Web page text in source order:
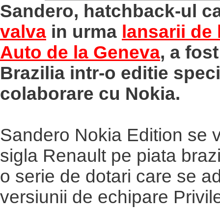
Sandero, hatchback-ul
valva in urma lansarii de
Auto de la Geneva, a
Brazilia intr-o editie
colaborare cu Nokia.
Sandero Nokia Edition se
sigla Renault pe piata
o serie de dotari care se
versiunii de echipare